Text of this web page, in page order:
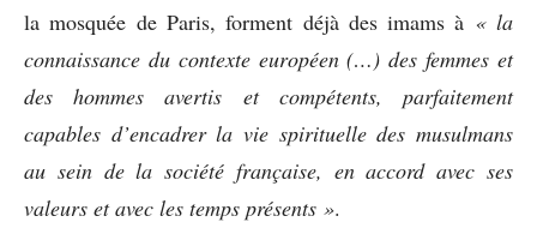
la mosquée de Paris, forment déjà des imams à « la
connaissance du contexte européen (…) des femmes et
des hommes avertis et compétents, parfaitement
capables d’encadrer la vie spirituelle des musulmans
au sein de la société française, en accord avec ses
valeurs et avec les temps présents ».